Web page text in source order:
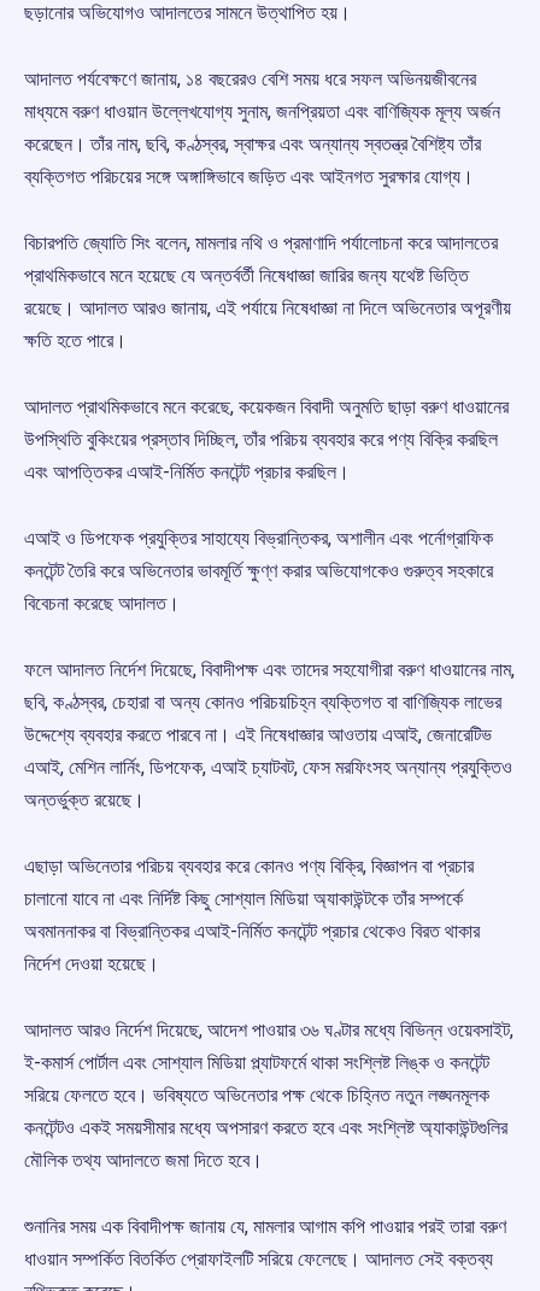
ছড়ানোর অভিযোগও আদালতের সামনে উত্থাপিত হয়।
আদালত পর্যবেক্ষণে জানায়, ১৪ বছরেরও বেশি সময় ধরে সফল অভিনয়জীবনের
মাধ্যমে বরুণ ধাওয়ান উল্লেখযোগ্য সুনাম, জনপ্রিয়তা এবং বাণিজ্যিক মূল্য অর্জন
করেছেন। তাঁর নাম, ছবি, কণ্ঠস্বর, স্বাক্ষর এবং অন্যান্য স্বতন্ত্র বৈশিষ্ট্য তাঁর
ব্যক্তিগত পরিচয়ের সঙ্গে অঙ্গাঙ্গিভাবে জড়িত এবং আইনগত সুরক্ষার যোগ্য।
বিচারপতি জ্যোতি সিং বলেন, মামলার নথি ও প্রমাণাদি পর্যালোচনা করে আদালতের
প্রাথমিকভাবে মনে হয়েছে যে অন্তর্বর্তী নিষেধাজ্ঞা জারির জন্য যথেষ্ট ভিত্তি
রয়েছে। আদালত আরও জানায়, এই পর্যায়ে নিষেধাজ্ঞা না দিলে অভিনেতার অপূরণীয়
ক্ষতি হতে পারে।
আদালত প্রাথমিকভাবে মনে করেছে, কয়েকজন বিবাদী অনুমতি ছাড়া বরুণ ধাওয়ানের
উপস্থিতি বুকিংয়ের প্রস্তাব দিচ্ছিল, তাঁর পরিচয় ব্যবহার করে পণ্য বিক্রি করছিল
এবং আপত্তিকর এআই-নির্মিত কনটেন্ট প্রচার করছিল।
এআই ও ডিপফেক প্রযুক্তির সাহায্যে বিভ্রান্তিকর, অশালীন এবং পর্নোগ্রাফিক
কনটেন্ট তৈরি করে অভিনেতার ভাবমূর্তি ক্ষুণ্ণ করার অভিযোগকেও গুরুত্ব সহকারে
বিবেচনা করেছে আদালত।
ফলে আদালত নির্দেশ দিয়েছে, বিবাদীপক্ষ এবং তাদের সহযোগীরা বরুণ ধাওয়ানের নাম,
ছবি, কণ্ঠস্বর, চেহারা বা অন্য কোনও পরিচয়চিহ্ন ব্যক্তিগত বা বাণিজ্যিক লাভের
উদ্দেশ্যে ব্যবহার করতে পারবে না। এই নিষেধাজ্ঞার আওতায় এআই, জেনারেটিভ
এআই, মেশিন লার্নিং, ডিপফেক, এআই চ্যাটবট, ফেস মরফিংসহ অন্যান্য প্রযুক্তিও
অন্তর্ভুক্ত রয়েছে।
এছাড়া অভিনেতার পরিচয় ব্যবহার করে কোনও পণ্য বিক্রি, বিজ্ঞাপন বা প্রচার
চালানো যাবে না এবং নির্দিষ্ট কিছু সোশ্যাল মিডিয়া অ্যাকাউন্টকে তাঁর সম্পর্কে
অবমাননাকর বা বিভ্রান্তিকর এআই-নির্মিত কনটেন্ট প্রচার থেকেও বিরত থাকার
নির্দেশ দেওয়া হয়েছে।
আদালত আরও নির্দেশ দিয়েছে, আদেশ পাওয়ার ৩৬ ঘণ্টার মধ্যে বিভিন্ন ওয়েবসাইট,
ই-কমার্স পোর্টাল এবং সোশ্যাল মিডিয়া প্ল্যাটফর্মে থাকা সংশ্লিষ্ট লিঙ্ক ও কনটেন্ট
সরিয়ে ফেলতে হবে। ভবিষ্যতে অভিনেতার পক্ষ থেকে চিহ্নিত নতুন লঙ্ঘনমূলক
কনটেন্টও একই সময়সীমার মধ্যে অপসারণ করতে হবে এবং সংশ্লিষ্ট অ্যাকাউন্টগুলির
মৌলিক তথ্য আদালতে জমা দিতে হবে।
শুনানির সময় এক বিবাদীপক্ষ জানায় যে, মামলার আগাম কপি পাওয়ার পরই তারা বরুণ
ধাওয়ান সম্পর্কিত বিতর্কিত প্রোফাইলটি সরিয়ে ফেলেছে। আদালত সেই বক্তব্য